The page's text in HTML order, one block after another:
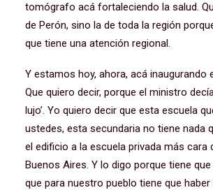
tomógrafo acá fortaleciendo la salud.
de Perón, sino la de toda la región
que tiene una atención regional.
Y estamos hoy, ahora, acá inaugurando
Que quiero decir, porque el ministro
lujo’. Yo quiero decir que esta escuela
ustedes, esta secundaria no tiene nada
el edificio a la escuela privada más cara
Buenos Aires. Y lo digo porque tiene
que para nuestro pueblo tiene que